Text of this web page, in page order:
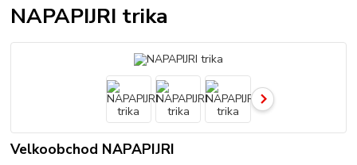
NAPAPIJRI trika
Velkoobchod NAPAPIJRI